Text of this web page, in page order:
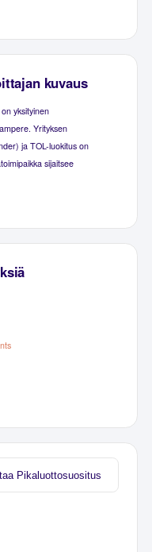
kuvaus
yksityinen
Yrityksen
ja TOL-luokitus on
sijaitsee
Pikaluottosuositus